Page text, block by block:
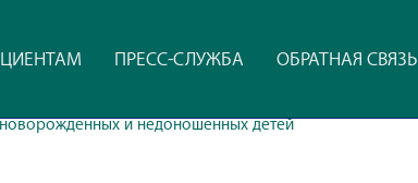
ПРЕСС-СЛУЖБА ОБРАТНАЯ СВЯЗЬ
и недоношенных детей